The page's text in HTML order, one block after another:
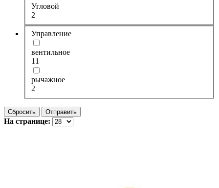
Угловой
2
Управление
вентильное
11
рычажное
2
Сбросить Отправить
На странице: